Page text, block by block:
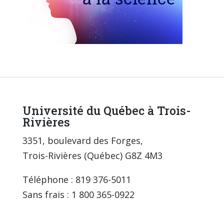
Université du Québec à Trois-
Rivières
3351, boulevard des Forges,
Trois-Rivières (Québec) G8Z 4M3
Téléphone : 819 376-5011
Sans frais : 1 800 365-0922